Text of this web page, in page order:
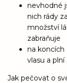
nevhodné
nich rády
množství
zabraňuje
na koncích
vlasu a
Jak pečovat o